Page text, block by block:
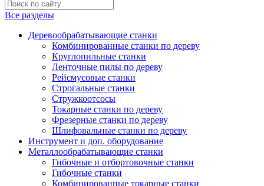
Все разделы
Деревообрабатывающие станки
Комбинированные станки по дереву
Круглопильные станки
Ленточные пилы по дереву
Рейсмусовые станки
Строгальные станки
Стружкоотсосы
Токарные станки по дереву
Фрезерные станки по дереву
Шлифовальные станки по дереву
Инструмент и доп. оборудование
Металлообрабатывающие станки
Гибочные и отбортовочные станки
Гибочные станки
Комбинированные токарные станки